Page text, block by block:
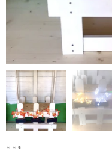
* * *